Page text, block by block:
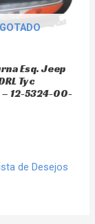
Esq. Jeep
Tyc
12-5324-00-
de Desejos